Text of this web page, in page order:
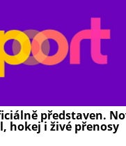
představen.
hokej i živé přenosy